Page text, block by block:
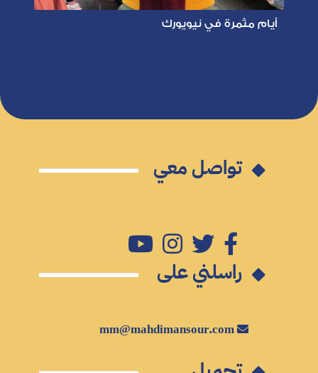
أيام مثمرة في نيويورك
تواصل معي
راسلني على